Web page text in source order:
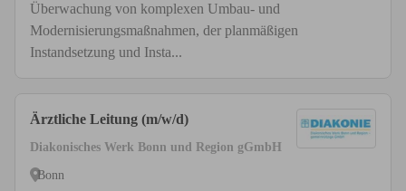
Überwachung von komplexen Umbau- und
Modernisierungsmaßnahmen, der planmäßigen
Instandsetzung und Insta...
Ärztliche Leitung (m/w/d)
Diakonisches Werk Bonn und Region gGmbH
Bonn